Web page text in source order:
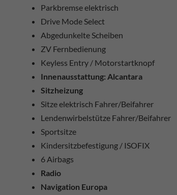
Parkbremse elektrisch
Drive Mode Select
Abgedunkelte Scheiben
ZV Fernbedienung
Keyless Entry / Motorstartknopf
Innenausstattung: Alcantara
Sitzheizung
Sitze elektrisch Fahrer/Beifahrer
Lendenwirbelstütze Fahrer/Beifahrer
Sportsitze
Kindersitzbefestigung / ISOFIX
6 Airbags
Radio
Navigation Europa